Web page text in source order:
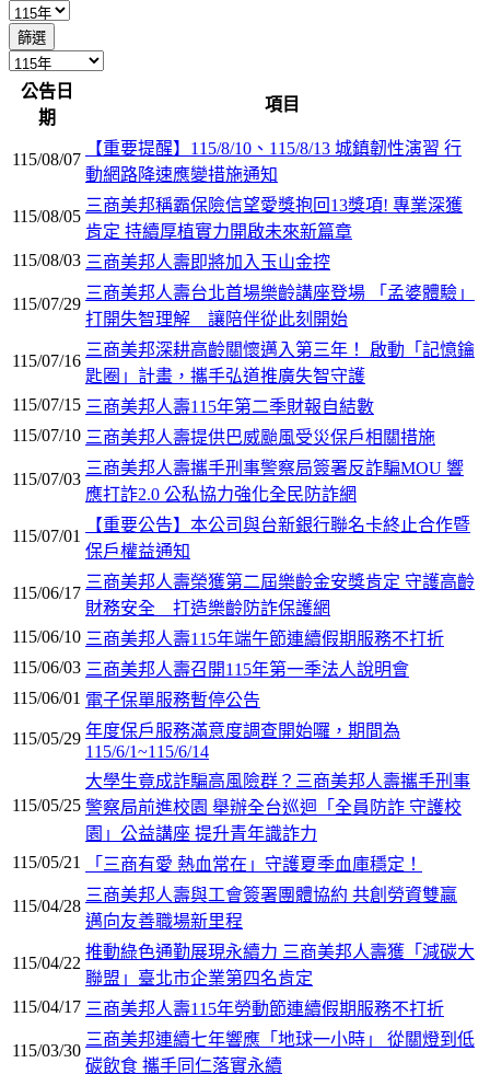
篩選
公告日
期
項目
115/08/07
【重要提醒】115/8/10、115/8/13 城鎮韌性演習 行
動網路降速應變措施通知
115/08/05
三商美邦稱霸保險信望愛獎抱回13獎項! 專業深獲
肯定 持續厚植實力開啟未來新篇章
115/08/03 三商美邦人壽即將加入玉山金控
115/07/29
三商美邦人壽台北首場樂齡講座登場 「孟婆體驗」
打開失智理解 讓陪伴從此刻開始
115/07/16
三商美邦深耕高齡關懷邁入第三年！ 啟動「記憶鑰
匙圈」計畫，攜手弘道推廣失智守護
115/07/15 三商美邦人壽115年第二季財報自結數
115/07/10 三商美邦人壽提供巴威颱風受災保戶相關措施
115/07/03
三商美邦人壽攜手刑事警察局簽署反詐騙MOU 響
應打詐2.0 公私協力強化全民防詐網
115/07/01
【重要公告】本公司與台新銀行聯名卡終止合作暨
保戶權益通知
115/06/17
三商美邦人壽榮獲第二屆樂齡金安獎肯定 守護高齡
財務安全 打造樂齡防詐保護網
115/06/10 三商美邦人壽115年端午節連續假期服務不打折
115/06/03 三商美邦人壽召開115年第一季法人說明會
115/06/01 電子保單服務暫停公告
115/05/29 年度保戶服務滿意度調查開始囉，期間為
115/6/1~115/6/14
115/05/25
大學生竟成詐騙高風險群？三商美邦人壽攜手刑事
警察局前進校園 舉辦全台巡迴「全員防詐 守護校
園」公益講座 提升青年識詐力
115/05/21
「三商有愛 熱血常在」守護夏季血庫穩定！
115/04/28
三商美邦人壽與工會簽署團體協約 共創勞資雙贏
邁向友善職場新里程
115/04/22
推動綠色通勤展現永續力 三商美邦人壽獲「減碳大
聯盟」臺北市企業第四名肯定
115/04/17 三商美邦人壽115年勞動節連續假期服務不打折
115/03/30
三商美邦連續七年響應「地球一小時」 從關燈到低
碳飲食 攜手同仁落實永續